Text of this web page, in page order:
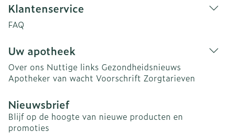
Klantenservice
FAQ
Uw apotheek
Over ons Nuttige links Gezondheidsnieuws
Apotheker van wacht Voorschrift Zorgtarieven
Nieuwsbrief
Blijf op de hoogte van nieuwe producten en
promoties